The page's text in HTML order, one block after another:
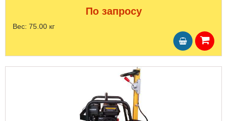
По запросу
Вес: 75.00 кг